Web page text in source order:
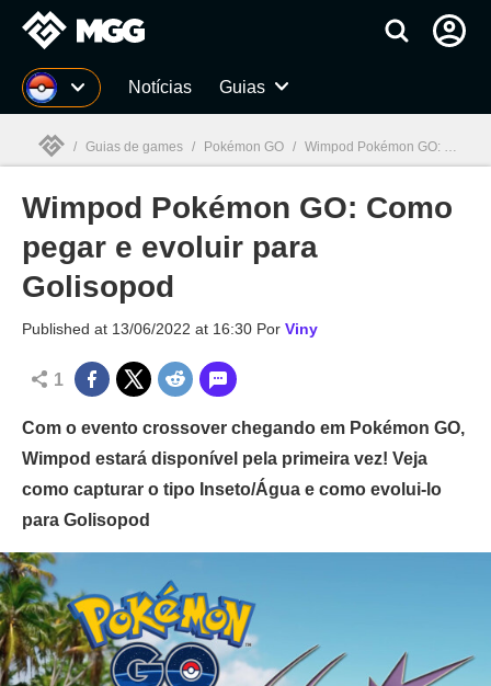
Millenium Notícias Guias
Millenium
/ Guias de games / Pokémon GO / Wimpod Pokémon GO: Como pegar e evoluir para Golisopod
Wimpod Pokémon GO: Como
pegar e evoluir para
Golisopod
Published at 13/06/2022 at 16:30 Por Viny
1
Com o evento crossover chegando em Pokémon GO,
Wimpod estará disponível pela primeira vez! Veja
como capturar o tipo Inseto/Água e como evolui-lo
para Golisopod